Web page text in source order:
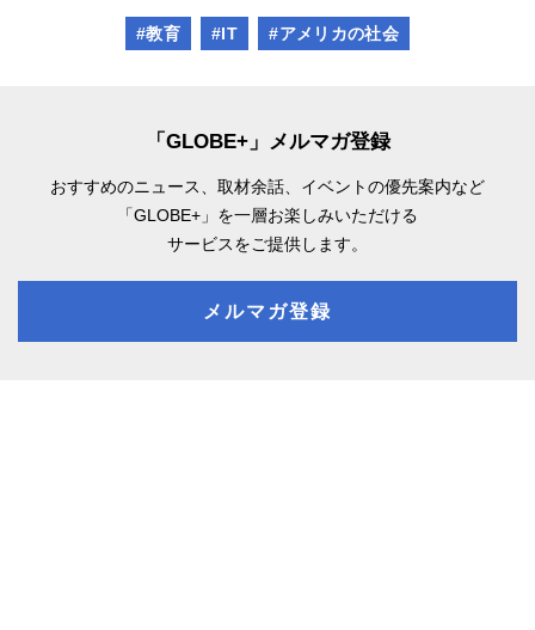
#教育 #IT #アメリカの社会
「GLOBE+」メルマガ登録
おすすめのニュース、取材余話、 イベントの優先案内など
「GLOBE+」を一層お楽しみいただける
サービスをご提供します。
メルマガ登録